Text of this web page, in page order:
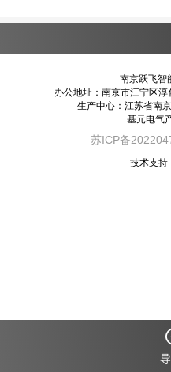
南京跃飞智
办公地址：南京市江宁区
生产中心：江苏省南
基元电气
苏ICP备
技术支持